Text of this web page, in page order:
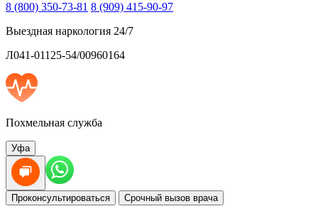
8 (800) 350-73-81 8 (909) 415-90-97
Выездная наркология 24/7
Л041-01125-54/00960164
Похмельная служба
Уфа
Проконсультироваться Срочный вызов врача